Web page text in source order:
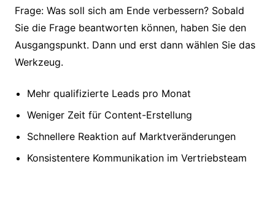
Frage: Was soll sich am Ende verbessern? Sobald
Sie die Frage beantworten können, haben Sie den
Ausgangspunkt. Dann und erst dann wählen Sie das
Werkzeug.
Mehr qualifizierte Leads pro Monat
Weniger Zeit für Content-Erstellung
Schnellere Reaktion auf Marktveränderungen
Konsistentere Kommunikation im Vertriebsteam